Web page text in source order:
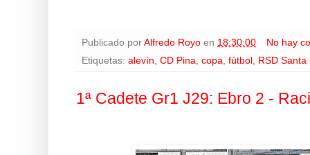
Publicado por Alfredo Royo en 18:30:00
No hay
Etiquetas: alevín, CD Pina, copa, fútbol , RSD Santa
1ª Cadete Gr1 J29: Ebro 2 -